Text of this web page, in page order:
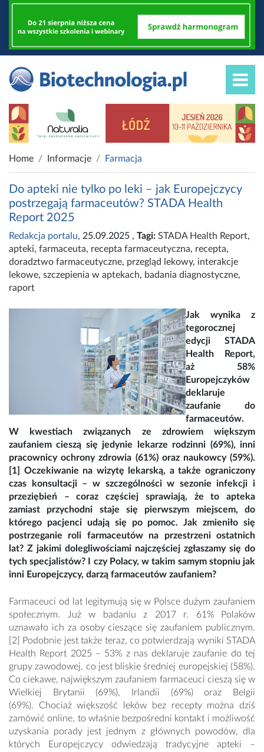
Home Informacje Farmacja
Do apteki nie tylko po leki – jak Europejczycy
postrzegają farmaceutów? STADA Health
Report 2025
Redakcja portalu, 25.09.2025 , Tagi: STADA Health Report,
apteki, farmaceuta, recepta farmaceutyczna, recepta,
doradztwo farmaceutyczne, przegląd lekowy, interakcje
lekowe, szczepienia w aptekach, badania diagnostyczne,
raport
Jak wynika z
tegorocznej
edycji STADA
Health Report,
aż 58%
Europejczyków
deklaruje
zaufanie do
farmaceutów.
W kwestiach związanych ze zdrowiem większym
zaufaniem cieszą się jedynie lekarze rodzinni (69%), inni
pracownicy ochrony zdrowia (61%) oraz naukowcy (59%).
[1] Oczekiwanie na wizytę lekarską, a także ograniczony
czas konsultacji – w szczególności w sezonie infekcji i
przeziębień – coraz częściej sprawiają, że to apteka
zamiast przychodni staje się pierwszym miejscem, do
którego pacjenci udają się po pomoc. Jak zmieniło się
postrzeganie roli farmaceutów na przestrzeni ostatnich
lat? Z jakimi dolegliwościami najczęściej zgłaszamy się do
tych specjalistów? I czy Polacy, w takim samym stopniu jak
inni Europejczycy, darzą farmaceutów zaufaniem?
Farmaceuci od lat legitymują się w Polsce dużym zaufaniem
społecznym. Już w badaniu z 2017 r. 61% Polaków
uznawało ich za osoby cieszące się zaufaniem publicznym.
[2] Podobnie jest także teraz, co potwierdzają wyniki STADA
Health Report 2025 – 53% z nas deklaruje zaufanie do tej
grupy zawodowej, co jest bliskie średniej europejskiej (58%).
Co ciekawe, największym zaufaniem farmaceuci cieszą się w
Wielkiej Brytanii (69%), Irlandii (69%) oraz Belgii
(69%). Chociaż większość leków bez recepty można dziś
zamówić online, to właśnie bezpośredni kontakt i możliwość
uzyskania porady jest jednym z głównych powodów, dla
których Europejczycy odwiedzają tradycyjne apteki –